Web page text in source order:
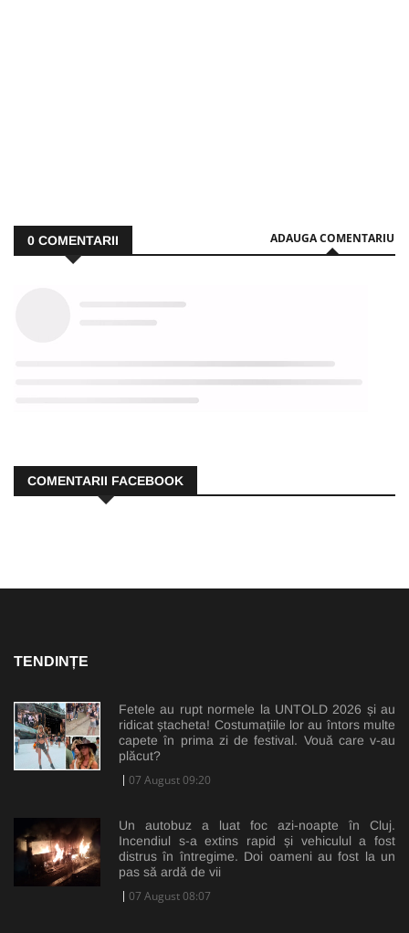
0 COMENTARII ADAUGA COMENTARIU
COMENTARII FACEBOOK
TENDINȚE
Fetele au rupt normele la UNTOLD 2026 și au
ridicat ștacheta! Costumațiile lor au întors multe
capete în prima zi de festival. Vouă care v-au
plăcut?
07 August 09:20
Un autobuz a luat foc azi-noapte în Cluj.
Incendiul s-a extins rapid și vehiculul a fost
distrus în întregime. Doi oameni au fost la un
pas să ardă de vii
07 August 08:07